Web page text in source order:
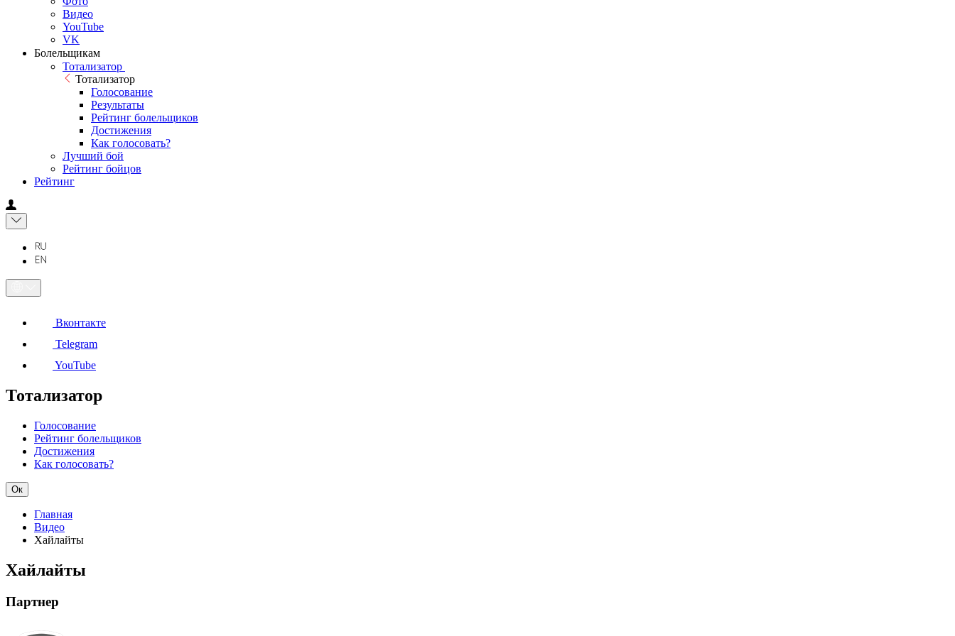
Видео
YouTube
VK
Болельщикам
Тотализатор
Тотализатор
Голосование
Результаты
Рейтинг болельщиков
Достижения
Как голосовать?
Лучший бой
Рейтинг бойцов
Рейтинг
Вконтакте
Telegram
YouTube
Тотализатор
Голосование
Рейтинг болельщиков
Достижения
Как голосовать?
Ок
Главная
Видео
Хайлайты
Хайлайты
Партнер